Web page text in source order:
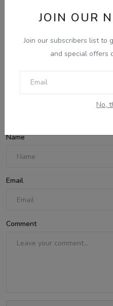
JOIN OUR
Join our subscribers list to
and special offers
No,
‘ਕਾਂਗਰਸ ਨੇ ਮੈਨੂੰ ਬਹੁਤ ਕੁਝ
Name
Email
Comment